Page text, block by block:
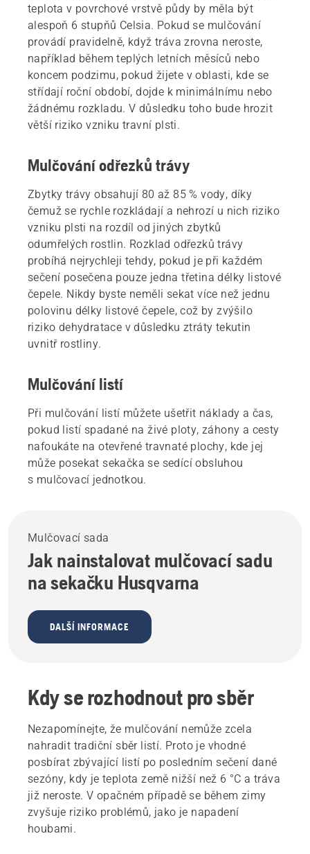
teplota v povrchové vrstvě půdy by měla být
alespoň 6 stupňů Celsia. Pokud se mulčování
provádí pravidelně, když tráva zrovna neroste,
například během teplých letních měsíců nebo
koncem podzimu, pokud žijete v oblasti, kde se
střídají roční období, dojde k minimálnímu nebo
žádnému rozkladu. V důsledku toho bude hrozit
větší riziko vzniku travní plsti.
Mulčování odřezků trávy
Zbytky trávy obsahují 80 až 85 % vody, díky
čemuž se rychle rozkládají a nehrozí u nich riziko
vzniku plsti na rozdíl od jiných zbytků
odumřelých rostlin. Rozklad odřezků trávy
probíhá nejrychleji tehdy, pokud je při každém
sečení posečena pouze jedna třetina délky listové
čepele. Nikdy byste neměli sekat více než jednu
polovinu délky listové čepele, což by zvýšilo
riziko dehydratace v důsledku ztráty tekutin
uvnitř rostliny.
Mulčování listí
Při mulčování listí můžete ušetřit náklady a čas,
pokud listí spadané na živé ploty, záhony a cesty
nafoukáte na otevřené travnaté plochy, kde jej
může posekat sekačka se sedící obsluhou
s mulčovací jednotkou.
Mulčovací sada
Jak nainstalovat mulčovací sadu
na sekačku Husqvarna
DALŠÍ INFORMACE
Kdy se rozhodnout pro sběr
Nezapomínejte, že mulčování nemůže zcela
nahradit tradiční sběr listí. Proto je vhodné
posbírat zbývající listí po posledním sečení dané
sezóny, kdy je teplota země nižší než 6 °C a tráva
již neroste. V opačném případě se během zimy
zvyšuje riziko problémů, jako je napadení
houbami.